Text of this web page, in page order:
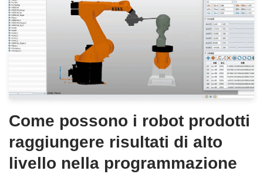
Come possono i robot prodotti
raggiungere risultati di alto
livello nella programmazione